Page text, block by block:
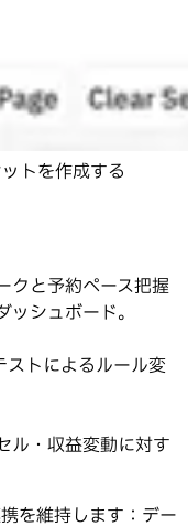
トを作成する
クと予約ペース把握
シュボード。
トによるルール変
ル・収益変動に対す
を維持します：デー